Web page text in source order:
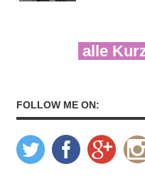
alle
FOLLOW ME ON: